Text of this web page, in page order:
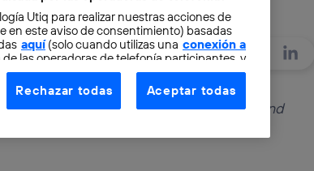
before, the mother of action, studied and
Utiq para realizar nuestras acciones de
en este aviso de consentimiento) basadas
aquí(solo cuando utilizas una conexión a
de las operadoras de telefonía participantes, y
como prioridad ofreciéndote elección y
Rechazar todas Aceptar todas